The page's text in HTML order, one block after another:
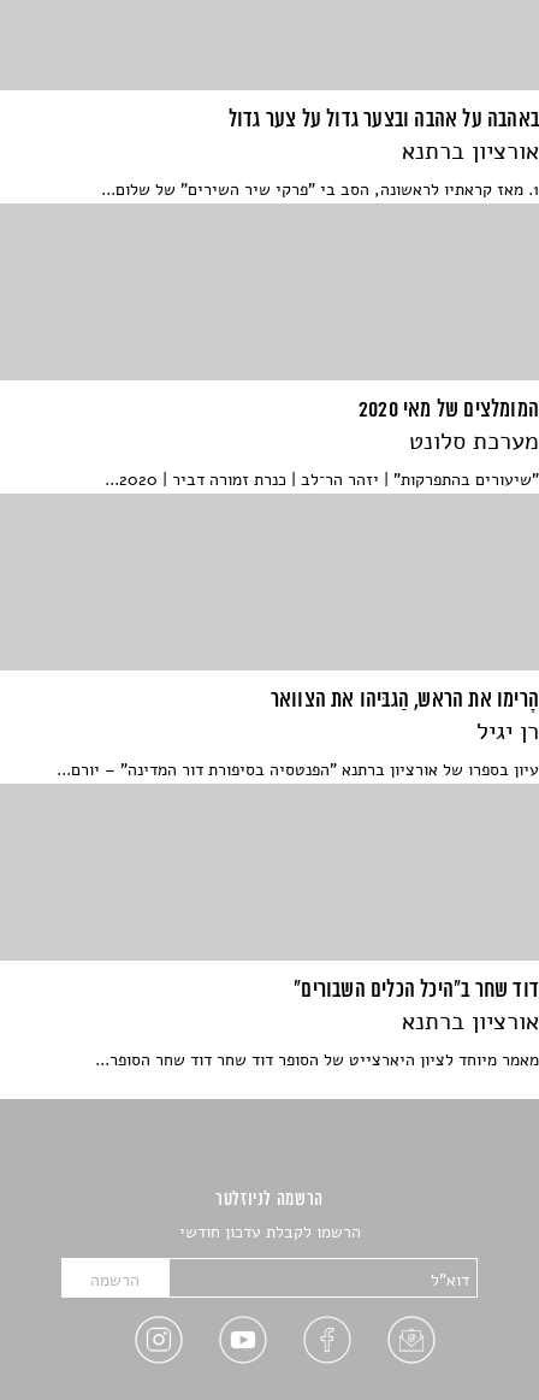
באהבה על אהבה ובצער גדול על צער גדול
אורציון ברתנא
1. מאז קראתיו לראשונה, הסב בי "פרקי שיר השירים" של שלום...
המומלצים של מאי 2020
מערכת סלונט
"שיעורים בהתפרקות" | יזהר הר־לב | כנרת זמורה דביר | 2020...
הָרימו את הראש, הַגבּיהו את הצוואר
רן יגיל
עיון בספרו של אורציון ברתנא "הפנטסיה בסיפורת דור המדינה" – יורם...
דוד שחר ב"היכל הכלים השבורים"
אורציון ברתנא
מאמר מיוחד לציון היארצייט של הסופר דוד שחר דוד שחר הסופר...
הרשמה לניוזלטר
הרשמו לקבלת עדכון חודשי